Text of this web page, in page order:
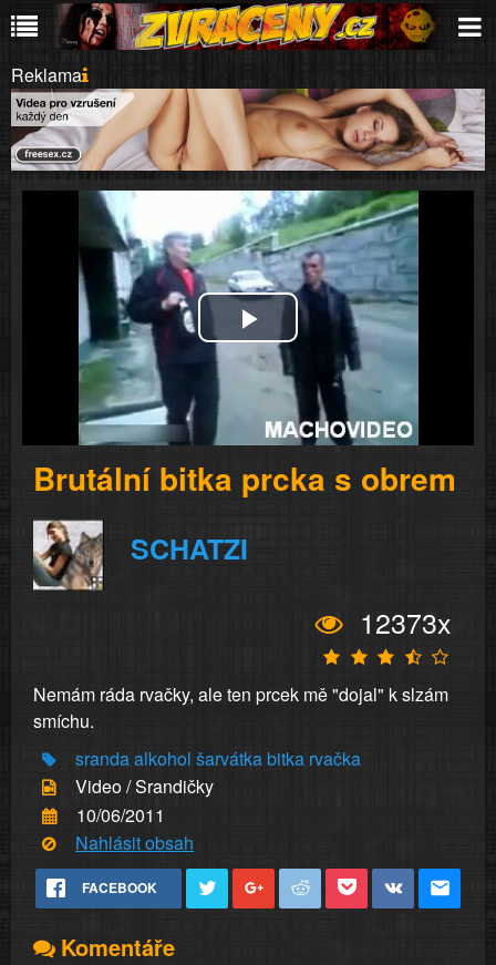
Reklama
Play
Video
Brutální bitka prcka s obrem
SCHATZI
12373x
Nemám ráda rvačky, ale ten prcek mě "dojal" k slzám
smíchu.
srandaalkohol šarvátkabitka rvačka
Video / Srandičky
10/06/2011
Nahlásit obsah
FACEBOOK
Komentáře